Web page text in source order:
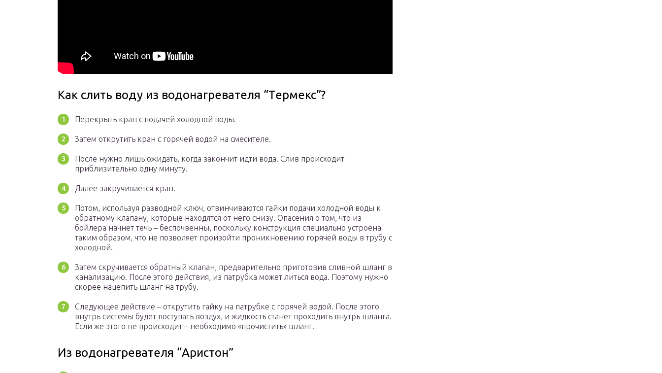
Как слить воду из водонагревателя “Термекс”?
Перекрыть кран с подачей холодной воды.
Затем открутить кран с горячей водой на смесителе.
После нужно лишь ожидать, когда закончит идти вода. Слив происходит
приблизительно одну минуту.
Далее закручивается кран.
Потом, используя разводной ключ, отвинчиваются гайки подачи холодной воды к
обратному клапану, которые находятся от него снизу. Опасения о том, что из
бойлера начнет течь – беспочвенны, поскольку конструкция специально устроена
таким образом, что не позволяет произойти проникновению горячей воды в трубу с
холодной.
Затем скручивается обратный клапан, предварительно приготовив сливной шланг в
канализацию. После этого действия, из патрубка может литься вода. Поэтому нужно
скорее нацепить шланг на трубу.
Следующее действие – открутить гайку на патрубке с горячей водой. После этого
внутрь системы будет поступать воздух, и жидкость станет проходить внутрь шланга.
Если же этого не происходит – необходимо «прочистить» шланг.
Из водонагревателя “Аристон”